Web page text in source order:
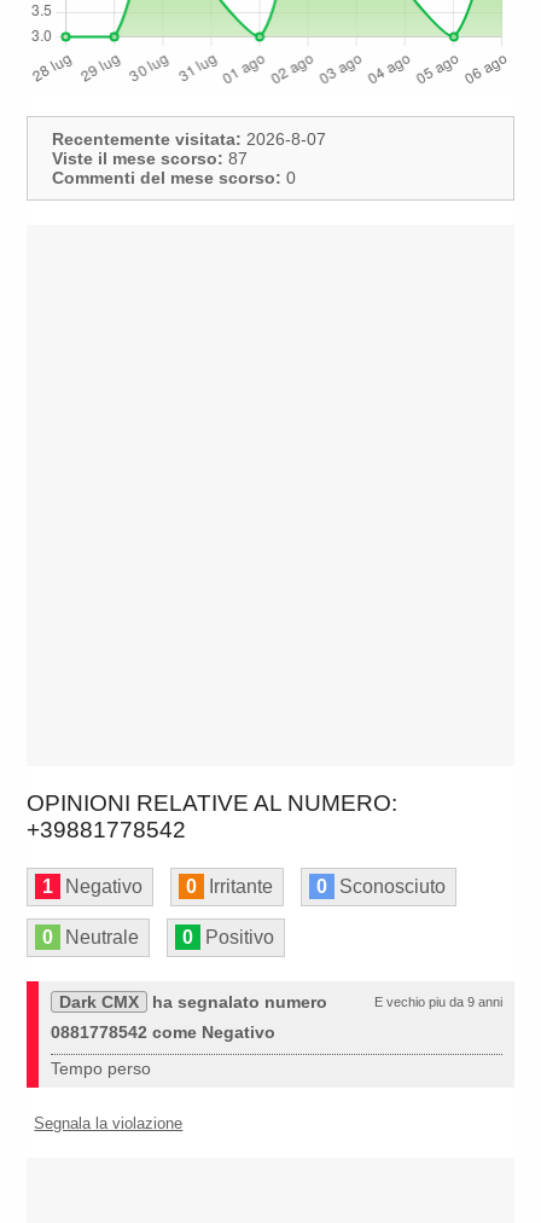
Recentemente visitata: 2026-8-07
Viste il mese scorso: 87
Commenti del mese scorso: 0
OPINIONI RELATIVE AL NUMERO:
+39881778542
1 Negativo 0 Irritante 0 Sconosciuto
0 Neutrale 0 Positivo
E vechio piu da 9 anni
Dark CMX
ha segnalato numero
0881778542 come Negativo
Tempo perso
Segnala la violazione